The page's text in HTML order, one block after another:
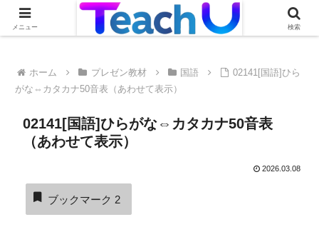
Teach Uの活用事例を絶賛募集中です！詳しくはこちらから
ホーム プレゼン教材 国語
02141[国語]ひら
がな⇔カタカナ50音表（あわせて表示）
02141[国語]ひらがな⇔カタカナ50音表
（あわせて表示）
2026.03.08
ブックマーク 2
メニュー 検索